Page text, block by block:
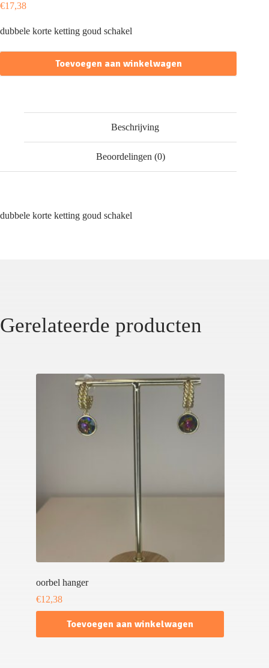
€17,38
dubbele korte ketting goud schakel
Toevoegen aan winkelwagen
Beschrijving
Beoordelingen (0)
dubbele korte ketting goud schakel
Gerelateerde producten
oorbel hanger
€12,38
Toevoegen aan winkelwagen